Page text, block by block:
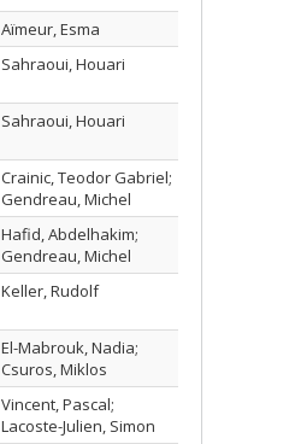
Aïmeur, Esma
Sahraoui, Houari
Sahraoui, Houari
Crainic, Teodor Gabriel;
Gendreau, Michel
Hafid, Abdelhakim;
Gendreau, Michel
Keller, Rudolf
El-Mabrouk, Nadia;
Csuros, Miklos
Vincent, Pascal;
Lacoste-Julien, Simon